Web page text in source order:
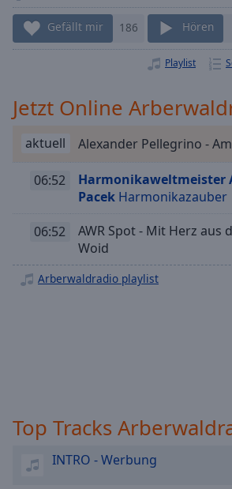
live,
currently
behind
liveLIVE
Playback
Chapters
descriptions
subtitles
dialog
Gefällt mir 186 Hören
Playlist
Jetzt Online
aktuell Alexander Pellegrino -
06:52
Harmonikaweltmeister
Pacek Harmonikazauber
06:52
AWR Spot - Mit Herz aus
Woid
Arberwaldradio playlist
Top Tracks
INTRO - Werbung